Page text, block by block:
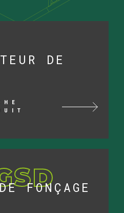
DE
FONÇAGE